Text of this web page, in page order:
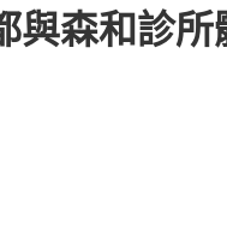
與森和診